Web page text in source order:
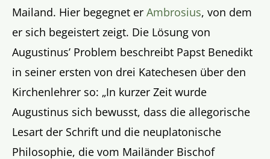
Mailand. Hier begegnet er Ambrosius, von dem
er sich begeistert zeigt. Die Lösung von
Augustinus’ Problem beschreibt Papst Benedikt
in seiner ersten von drei Katechesen über den
Kirchenlehrer so: „In kurzer Zeit wurde
Augustinus sich bewusst, dass die allegorische
Lesart der Schrift und die neuplatonische
Philosophie, die vom Mailänder Bischof